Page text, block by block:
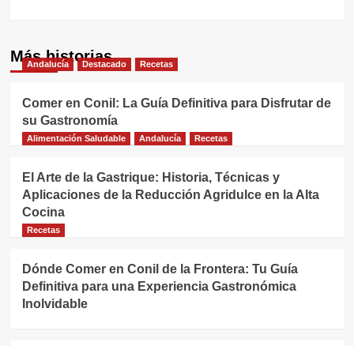
Más historias
Andalucía Destacado Recetas
Comer en Conil: La Guía Definitiva para Disfrutar de
su Gastronomía
Alimentación Saludable Andalucía Recetas
El Arte de la Gastrique: Historia, Técnicas y
Aplicaciones de la Reducción Agridulce en la Alta
Cocina
Recetas
Dónde Comer en Conil de la Frontera: Tu Guía
Definitiva para una Experiencia Gastronómica
Inolvidable